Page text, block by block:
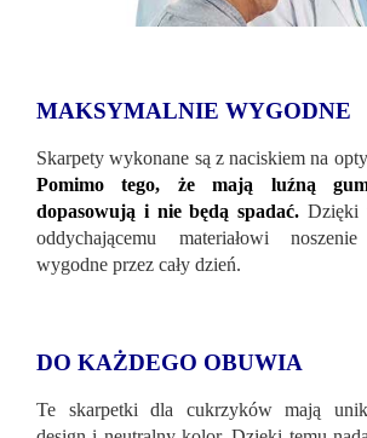
MAKSYMALNIE WYGODNE
Skarpety wykonane są z naciskiem na
Pomimo tego, że mają luźną
dopasowują i nie będą spadać. Dzięki
oddychającemu materiałowi
wygodne przez cały dzień.
DO KAŻDEGO OBUWIA
Te skarpetki dla cukrzyków mają